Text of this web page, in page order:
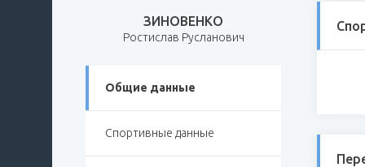
ЗИНОВЕНКО
Ростислав Русланович
Общие данные
Спортивные данные